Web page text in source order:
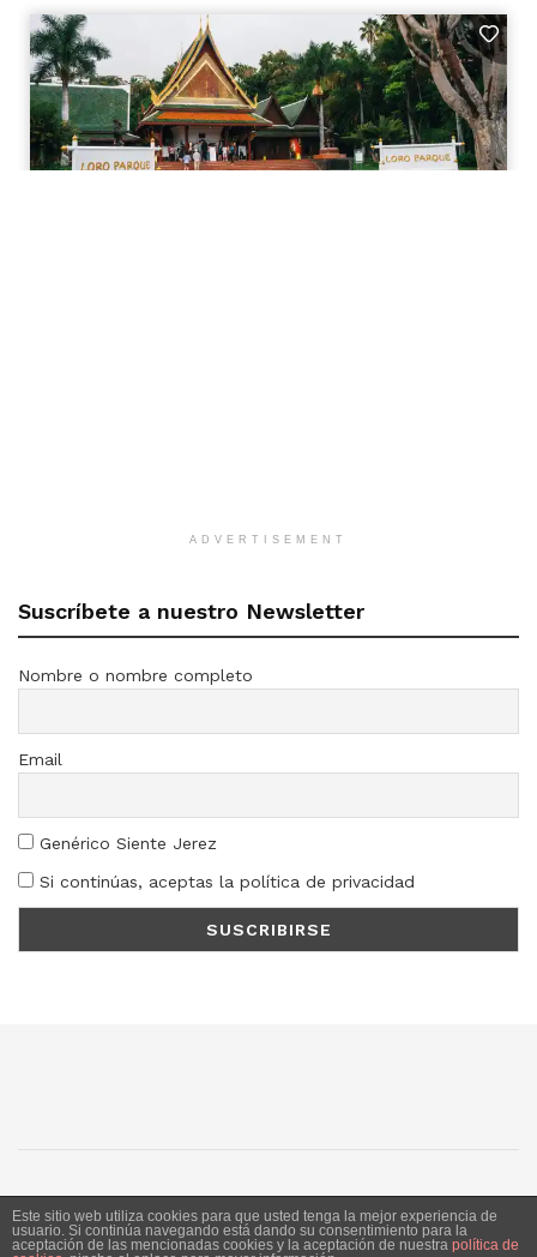
ADVERTISEMENT
Suscríbete a nuestro Newsletter
Nombre o nombre completo
Email
Genérico Siente Jerez
Si continúas, aceptas la política de privacidad
Siente Jerez 2020. Publicación bajo licencia CC
Este sitio web utiliza cookies para que usted tenga la mejor experiencia de
usuario. Si continúa navegando está dando su consentimiento para la
aceptación de las mencionadas cookies y la aceptación de nuestra política de